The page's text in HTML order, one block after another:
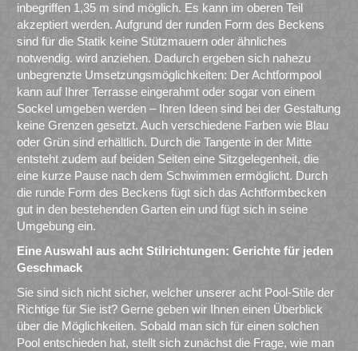
inbegriffen 1,35 m sind möglich. Es kann im oberen Teil
akzeptiert werden. Aufgrund der runden Form des Beckens
sind für die Statik keine Stützmauern oder ähnliches
notwendig. wird anziehen. Dadurch ergeben sich nahezu
unbegrenzte Umsetzungsmöglichkeiten: Der Achtformpool
kann auf Ihrer Terrasse eingerahmt oder sogar von einem
Sockel umgeben werden – Ihren Ideen sind bei der Gestaltung
keine Grenzen gesetzt. Auch verschiedene Farben wie Blau
oder Grün sind erhältlich. Durch die Tangente in der Mitte
entsteht zudem auf beiden Seiten eine Sitzgelegenheit, die
eine kurze Pause nach dem Schwimmen ermöglicht. Durch
die runde Form des Beckens fügt sich das Achtformbecken
gut in den bestehenden Garten ein und fügt sich in seine
Umgebung ein.
Eine Auswahl aus acht Stilrichtungen: Gerichte für jeden
Geschmack
Sie sind sich nicht sicher, welcher unserer acht Pool-Stile der
Richtige für Sie ist? Gerne geben wir Ihnen einen Überblick
über die Möglichkeiten. Sobald man sich für einen solchen
Pool entschieden hat, stellt sich zunächst die Frage, wie man